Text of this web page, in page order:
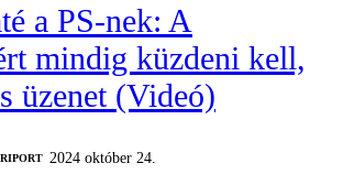
a PS-nek: A
mindig küzdeni kell,
üzenet (Videó)
2024 október 24.